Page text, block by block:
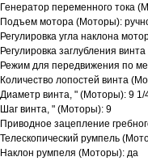
Генератор переменного тока
Подъем мотора (Моторы):
Регулировка угла наклона
Регулировка заглубления
Режим для передвижения по
Количество лопостей винта
Диаметр винта, " (Моторы): 9 1/
Шаг винта, " (Моторы): 9
Приводное зацепление
Телескопический румпель
Наклон румпеля (Моторы): да